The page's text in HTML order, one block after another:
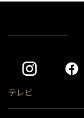
テレビ